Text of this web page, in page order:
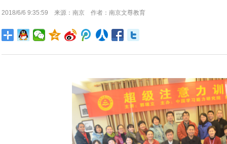
2018/6/6 9:35:59 来源：南京 作者：南京文尊教育